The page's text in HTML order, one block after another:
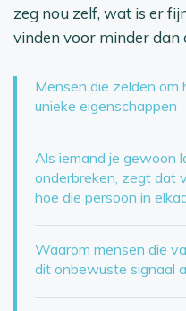
zeg nou zelf, wat is er
vinden voor minder dan
Mensen die zelden om
unieke eigenschappen
Als iemand je gewoon
onderbreken, zegt dat
hoe die persoon in
Waarom mensen die
dit onbewuste signaal